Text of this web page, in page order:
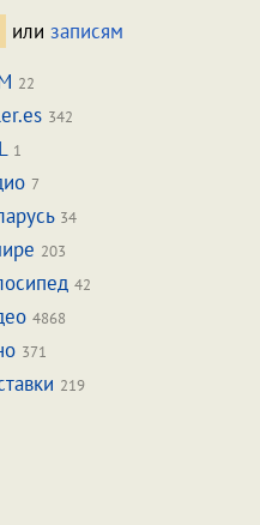
или записям
22
342
1
7
34
203
42
4868
371
219